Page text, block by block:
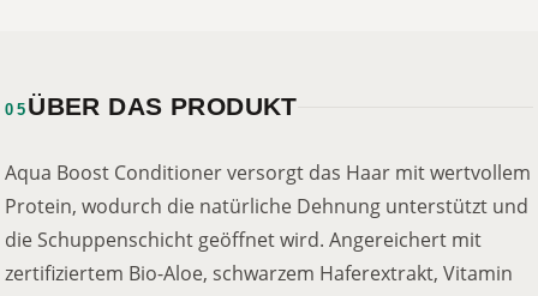
05 ÜBER DAS PRODUKT
Aqua Boost Conditioner versorgt das Haar mit wertvollem
Protein, wodurch die natürliche Dehnung unterstützt und
die Schuppenschicht geöffnet wird. Angereichert mit
zertifiziertem Bio-Aloe, schwarzem Haferextrakt, Vitamin